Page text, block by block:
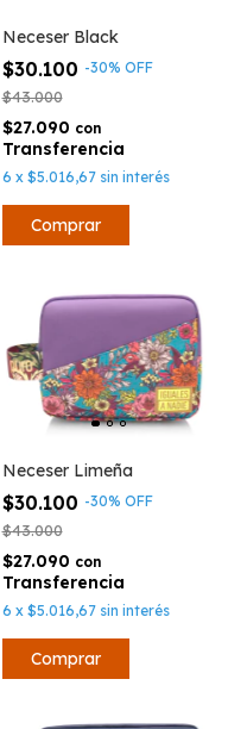
Neceser Black
$30.100 -30% OFF
$43.000
$27.090 con
6 x $5.016,67 sin interés
Neceser Limeña
$30.100 -30% OFF
$43.000
$27.090 con
6 x $5.016,67 sin interés